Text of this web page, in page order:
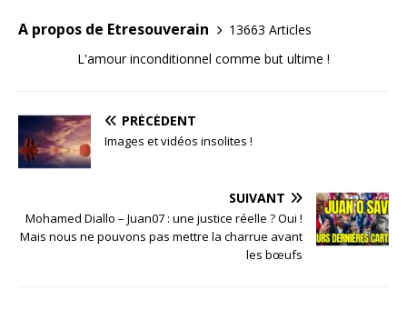
A propos de Etresouverain
13663 Articles
L'amour inconditionnel comme but ultime !
PRÉCÉDENT
Images et vidéos insolites !
SUIVANT
Mohamed Diallo – Juan07 : une justice réelle ? Oui !
Mais nous ne pouvons pas mettre la charrue avant
les bœufs